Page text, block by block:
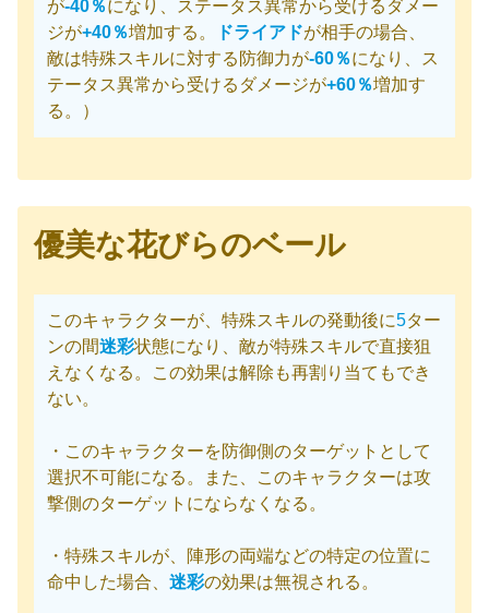
が-40％になり、ステータス異常から受けるダメー
ジが+40％増加する。 ドライアドが相手の場合、
敵は特殊スキルに対する防御力が-60％になり、ス
テータス異常から受けるダメージが+60％増加す
る。）
優美な花びらのベール
このキャラクターが、特殊スキルの発動後に5ター
ンの間迷彩状態になり、敵が特殊スキルで直接狙
えなくなる。この効果は解除も再割り当てもでき
ない。
・このキャラクターを防御側のターゲットとして
選択不可能になる。また、このキャラクターは攻
撃側のターゲットにならなくなる。
・特殊スキルが、陣形の両端などの特定の位置に
命中した場合、 迷彩の効果は無視される。